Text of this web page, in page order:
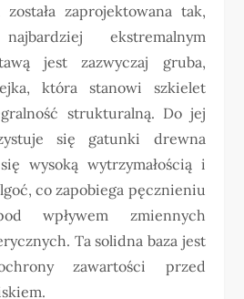
zaprojektowana tak,
ekstremalnym
jest zazwyczaj gruba,
która stanowi szkielet
strukturalną. Do jej
się gatunki drewna
wysoką wytrzymałością i
co zapobiega pęcznieniu
wpływem zmiennych
Ta solidna baza jest
zawartości przed